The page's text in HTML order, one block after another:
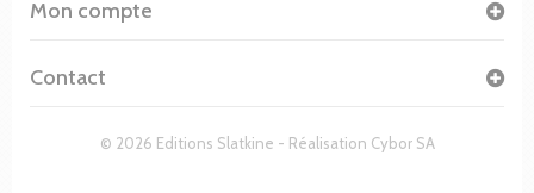
© 2026 Editions Slatkine - Réalisation Cybor SA
Mon compte
Contact